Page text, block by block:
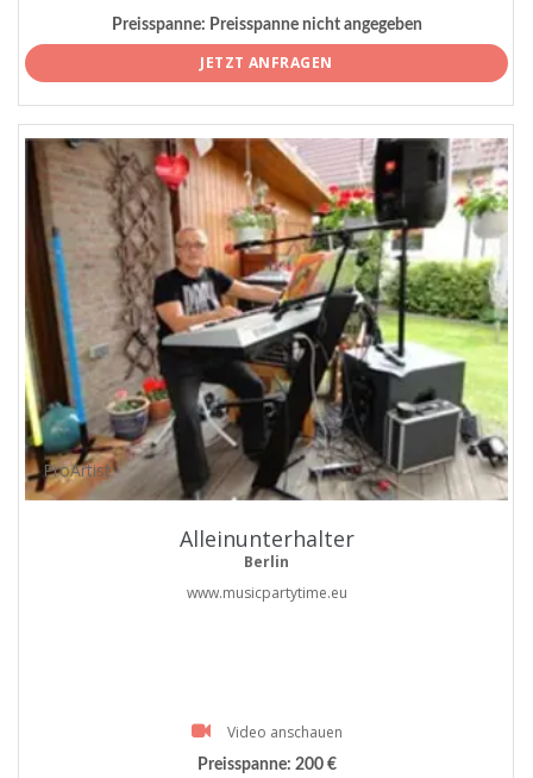
Preisspanne: Preisspanne nicht angegeben
JETZT ANFRAGEN
ProArtist
Alleinunterhalter
Berlin
www.musicpartytime.eu
Video anschauen
Preisspanne: 200 €